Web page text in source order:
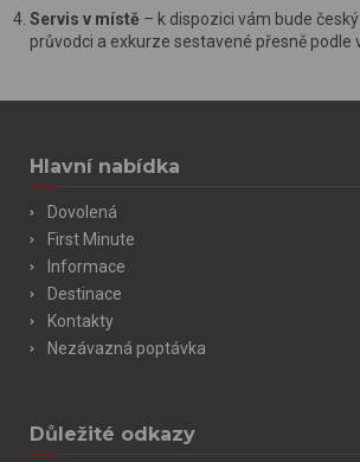
Servis v místě – k dispozici vám bude
průvodci a exkurze sestavené přesně podle
Hlavní nabídka
Dovolená
First Minute
Informace
Destinace
Kontakty
Nezávazná poptávka
Důležité odkazy